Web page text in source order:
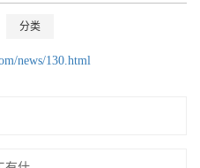
分类
news/130.html